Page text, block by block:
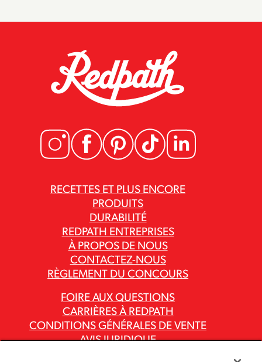
RECETTES ET PLUS ENCORE
PRODUITS
DURABILITÉ
REDPATH ENTREPRISES
À PROPOS DE NOUS
CONTACTEZ-NOUS
RÈGLEMENT DU CONCOURS
FOIRE AUX QUESTIONS
CARRIÈRES À REDPATH
CONDITIONS GÉNÉRALES DE VENTE
AVIS JURIDIQUE